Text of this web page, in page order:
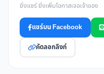
ยิ่งแชร์ ยิ่งเพิ่มโอกาสเจอเจ้าของ
แชร์บน Facebook
คัดลอกลิงก์